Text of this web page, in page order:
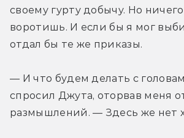
своему гурту добычу. Но
воротишь. И если бы я мог
отдал бы те же приказы.
— И что будем делать с
спросил Джута, оторвав меня
размышлений. — Здесь же нет